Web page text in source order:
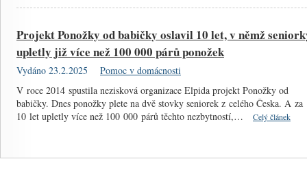
Projekt Ponožky od babičky oslavil 10 let, v němž
upletly již více než 100 000 párů ponožek
Vydáno 23.2.2025
Pomoc v domácnosti
V roce 2014 spustila nezisková organizace Elpida projekt Ponožky od
babičky. Dnes ponožky plete na dvě stovky seniorek z celého Česka. A za
10 let upletly více než 100 000 párů těchto nezbytností,…
Celý článek